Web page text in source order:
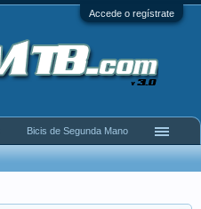
Accede o regístrate
Bicis de Segunda Mano